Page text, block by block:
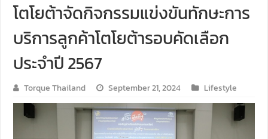
โตโยต้าจัดกิจกรรมแข่งขันทักษะการ
บริการลูกค้าโตโยต้ารอบคัดเลือก
ประจำปี 2567
Torque Thailand September 21, 2024 Lifestyle